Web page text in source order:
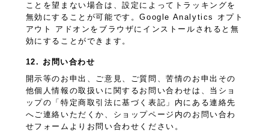
ことを望まない場合は、設定によってトラッキングを
無効にすることが可能です。Google Analytics オプト
アウト アドオンをブラウザにインストールされると無
効にすることができます。
12. お問い合わせ
開示等のお申出、ご意見、ご質問、苦情のお申出その
他個人情報の取扱いに関するお問い合わせは、当ショ
ップの「特定商取引法に基づく表記」内にある連絡先
へご連絡いただくか、ショップページ内のお問い合わ
せフォームよりお問い合わせください。